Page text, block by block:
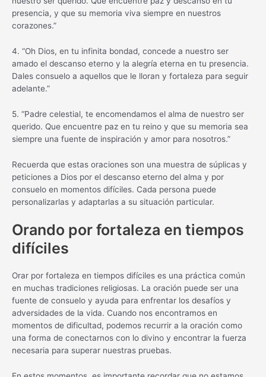
presencia, y que su memoria viva siempre en nuestros
corazones.”
4. “Oh Dios, en tu infinita bondad, concede a nuestro ser
amado el descanso eterno y la alegría eterna en tu presencia.
Dales consuelo a aquellos que le lloran y fortaleza para seguir
adelante.”
5. “Padre celestial, te encomendamos el alma de nuestro ser
querido. Que encuentre paz en tu reino y que su memoria sea
siempre una fuente de inspiración y amor para nosotros.”
Recuerda que estas oraciones son una muestra de súplicas y
peticiones a Dios por el descanso eterno del alma y por
consuelo en momentos difíciles. Cada persona puede
personalizarlas y adaptarlas a su situación particular.
Orando por fortaleza en tiempos
difíciles
Orar por fortaleza en tiempos difíciles es una práctica común
en muchas tradiciones religiosas. La oración puede ser una
fuente de consuelo y ayuda para enfrentar los desafíos y
adversidades de la vida. Cuando nos encontramos en
momentos de dificultad, podemos recurrir a la oración como
una forma de conectarnos con lo divino y encontrar la fuerza
necesaria para superar nuestras pruebas.